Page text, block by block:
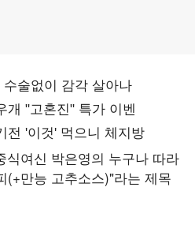
식여신 박은영의 누구나 따라
(+만능 고추소스)"라는 제목